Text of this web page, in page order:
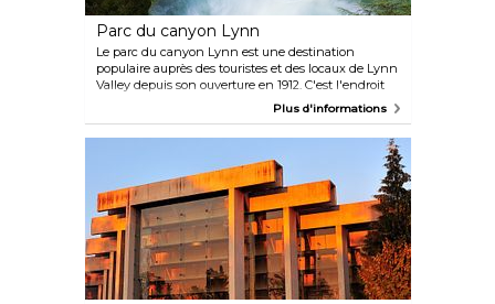
Parc du canyon Lynn
Le parc du canyon Lynn est une destination
populaire auprès des touristes et des locaux de Lynn
Valley depuis son ouverture en 1912. C'est l'endroit
idéal pour passer une journée en plein air, avec
différents endroits parfaits pour se détendre. Il existe
également de nombreux coins de baignade très
rafraîchissante en été, mais aussi des cascades à
couper le souffle.
Plus d'informations